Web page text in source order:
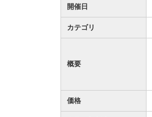
開催日
カテゴリ
概要
価格